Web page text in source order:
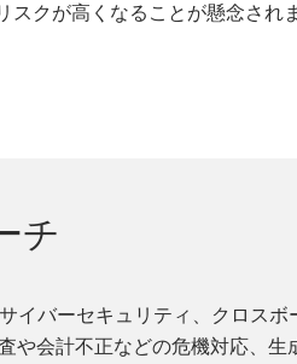
クが高くなることが懸念されま
チ
イバーセキュリティ、クロス
や会計不正などの危機対応、生